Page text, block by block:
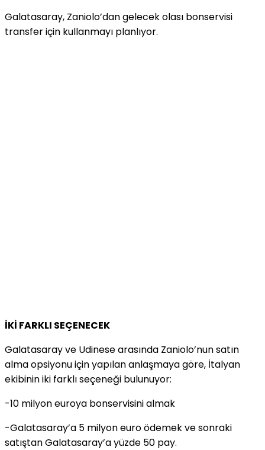
Galatasaray, Zaniolo’dan gelecek olası bonservisi
transfer için kullanmayı planlıyor.
İKİ FARKLI SEÇENECEK
Galatasaray ve Udinese arasında Zaniolo’nun satın
alma opsiyonu için yapılan anlaşmaya göre, İtalyan
ekibinin iki farklı seçeneği bulunuyor:
-10 milyon euroya bonservisini almak
-Galatasaray’a 5 milyon euro ödemek ve sonraki
satıştan Galatasaray’a yüzde 50 pay.